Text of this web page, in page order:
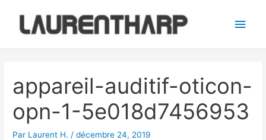
contenu
appareil-auditif-oticon-
opn-1-5e018d7456953
Par Laurent H. /décembre 24, 2019
articles